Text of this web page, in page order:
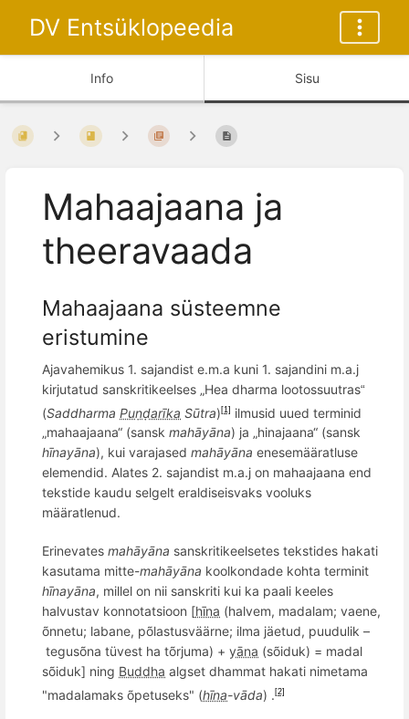
DV Entsüklopeedia
Info Sisu
Mahaajaana ja
theeravaada
Mahaajaana süsteemne
eristumine
Ajavahemikus 1. sajandist e.m.a kuni 1. sajandini m.a.j
kirjutatud sanskritikeelses „Hea dharma lootossuutras“
(Saddharma Puṇḍarīka Sūtra) [1] ilmusid uued terminid
„mahaajaana“ (sansk mahāyāna) ja „hinajaana“ (sansk
hīnayāna), kui varajased mahāyāna enesemääratluse
elemendid. Alates 2. sajandist m.a.j on mahaajaana end
tekstide kaudu selgelt eraldiseisvaks vooluks
määratlenud.
Erinevates mahāyāna sanskritikeelsetes tekstides hakati
kasutama mitte-mahāyāna koolkondade kohta terminit
hīnayāna, millel on nii sanskriti kui ka paali keeles
halvustav konnotatsioon [hīna (halvem, madalam; vaene,
õnnetu; labane, põlastusväärne; ilma jäetud, puudulik –
tegusõna tüvest ha tõrjuma) + yāna (sõiduk) = madal
sõiduk] ning Buddha algset dhammat hakati nimetama
"madalamaks õpetuseks" (hīna-vāda) . [2]